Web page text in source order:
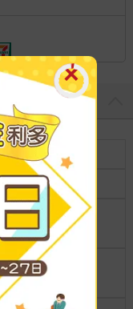
紙本平裝
普通級
25開15*21cm
全齡適讀